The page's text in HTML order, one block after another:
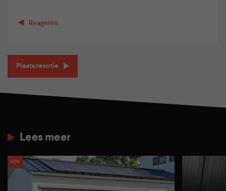
Reageren
Plaats reactie
Lees meer
ADV